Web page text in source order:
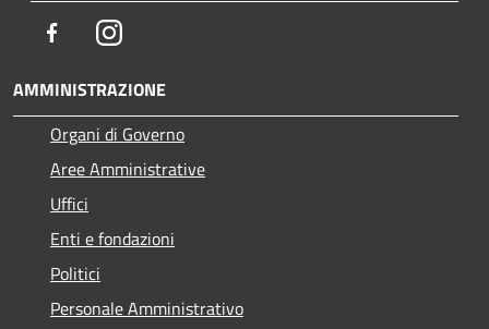
FacebookInstagram
AMMINISTRAZIONE
Organi di Governo
Aree Amministrative
Uffici
Enti e fondazioni
Politici
Personale Amministrativo